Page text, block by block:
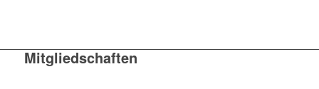
Mitgliedschaften